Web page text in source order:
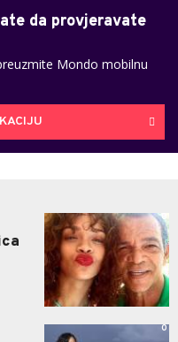
da provjeravate
Mondo mobilnu
0
0